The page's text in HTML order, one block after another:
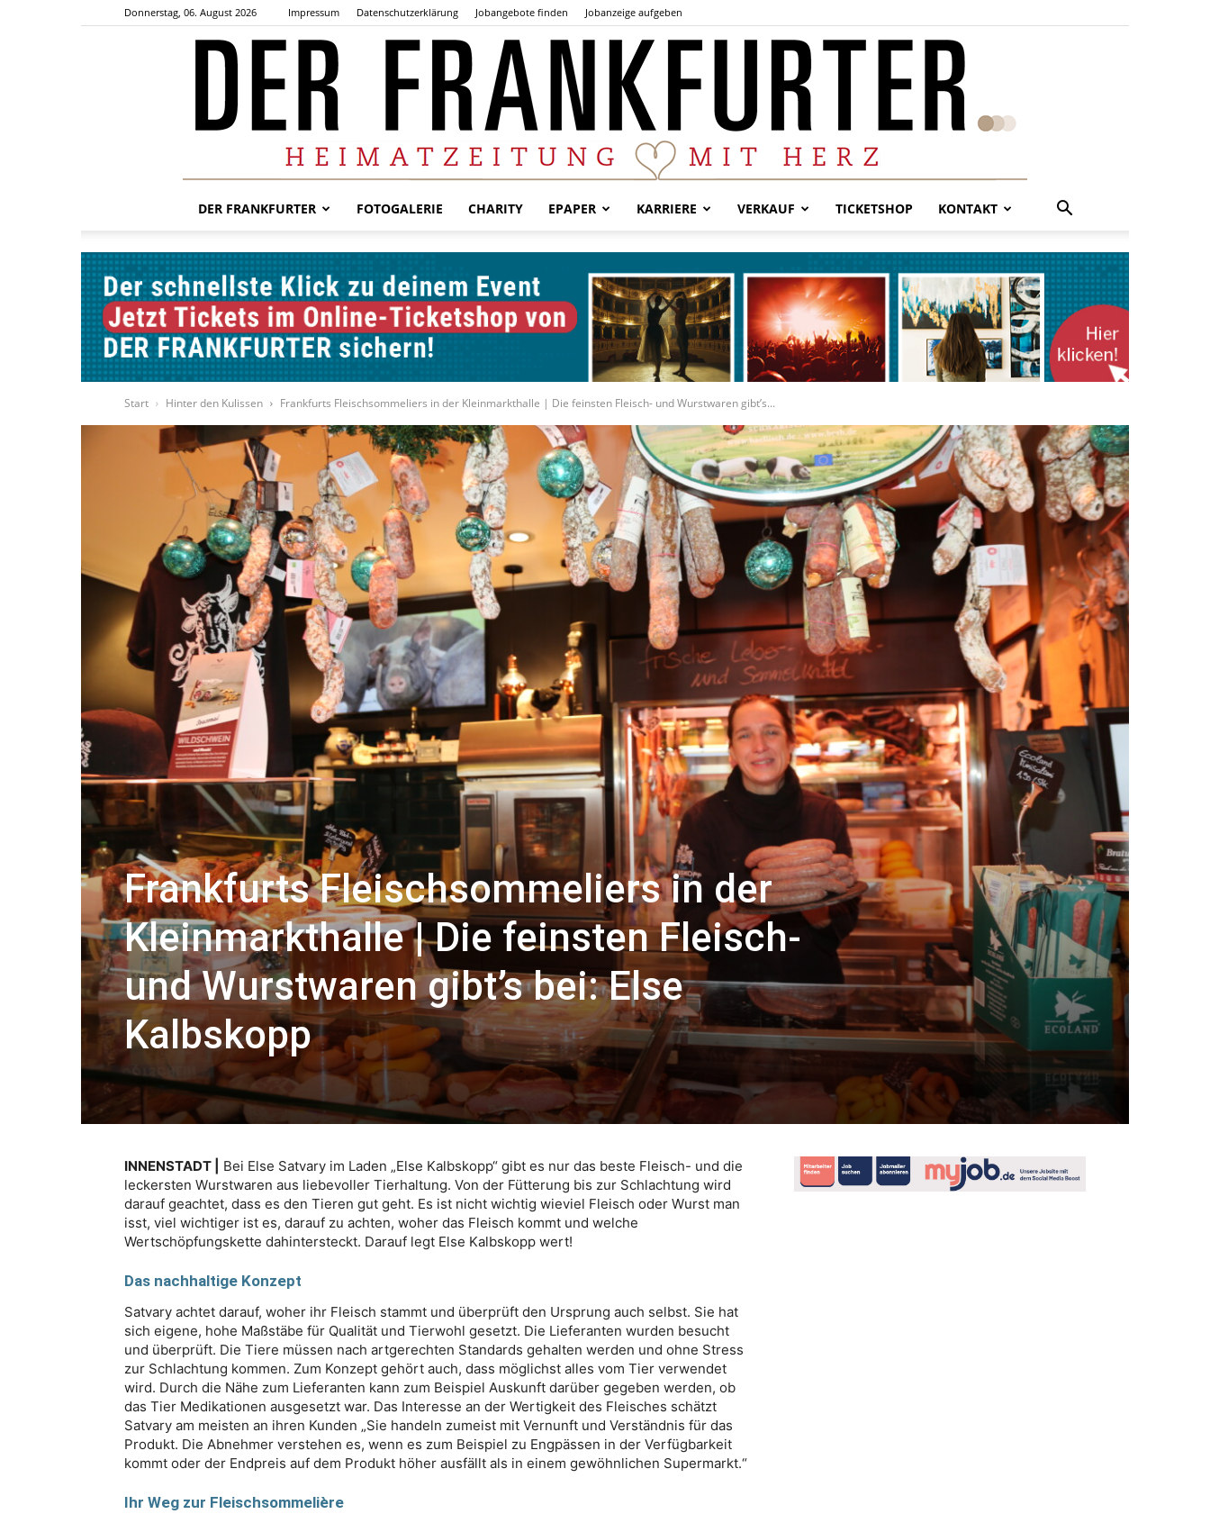
Donnerstag, 06. August 2026 Impressum Datenschutzerklärung Jobangebote finden Jobanzeige aufgeben
Frankfurter
DER FRANKFURTER FOTOGALERIE CHARITY EPAPER KARRIERE VERKAUF TICKETSHOP KONTAKT
Start Hinter den Kulissen Frankfurts Fleischsommeliers in der Kleinmarkthalle | Die feinsten Fleisch- und Wurstwaren gibt’s...
Frankfurts Fleischsommeliers in der
Kleinmarkthalle | Die feinsten Fleisch-
und Wurstwaren gibt’s bei: Else
Kalbskopp
INNENSTADT |
Bei Else Satvary im Laden „Else Kalbskopp“ gibt es nur das beste Fleisch- und die
leckersten Wurstwaren aus liebevoller Tierhaltung. Von der Fütterung bis zur Schlachtung wird
darauf geachtet, dass es den Tieren gut geht. Es ist nicht wichtig wieviel Fleisch oder Wurst man
isst, viel wichtiger ist es, darauf zu achten, woher das Fleisch kommt und welche
Wertschöpfungskette dahintersteckt. Darauf legt Else Kalbskopp wert!
Das nachhaltige Konzept
Satvary achtet darauf, woher ihr Fleisch stammt und überprüft den Ursprung auch selbst. Sie hat
sich eigene, hohe Maßstäbe für Qualität und Tierwohl gesetzt. Die Lieferanten wurden besucht
und überprüft. Die Tiere müssen nach artgerechten Standards gehalten werden und ohne Stress
zur Schlachtung kommen. Zum Konzept gehört auch, dass möglichst alles vom Tier verwendet
wird. Durch die Nähe zum Lieferanten kann zum Beispiel Auskunft darüber gegeben werden, ob
das Tier Medikationen ausgesetzt war. Das Interesse an der Wertigkeit des Fleisches schätzt
Satvary am meisten an ihren Kunden „Sie handeln zumeist mit Vernunft und Verständnis für das
Produkt. Die Abnehmer verstehen es, wenn es zum Beispiel zu Engpässen in der Verfügbarkeit
kommt oder der Endpreis auf dem Produkt höher ausfällt als in einem gewöhnlichen Supermarkt.“
Ihr Weg zur Fleischsommelière